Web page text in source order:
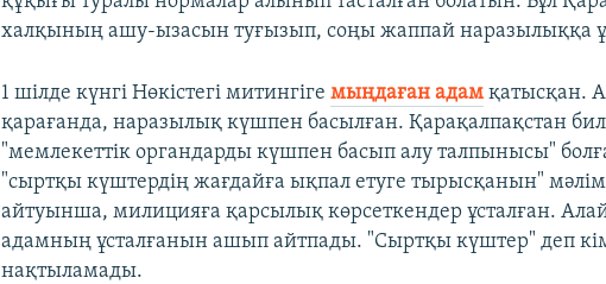
халқының ашу-ызасын туғызып, соңы жаппай наразылыққа
1 шілде күнгі Нөкістегі митингігемыңдаған адам қатысқан.
қарағанда, наразылық күшпен басылған. Қарақалпақстан
"мемлекеттік органдарды күшпен басып алу талпынысы"
"сыртқы күштердің жағдайға ықпал етуге тырысқанын"
айтуынша, милицияға қарсылық көрсеткендер ұсталған.
адамның ұсталғанын ашып айтпады. "Сыртқы күштер" деп
нақтыламады.